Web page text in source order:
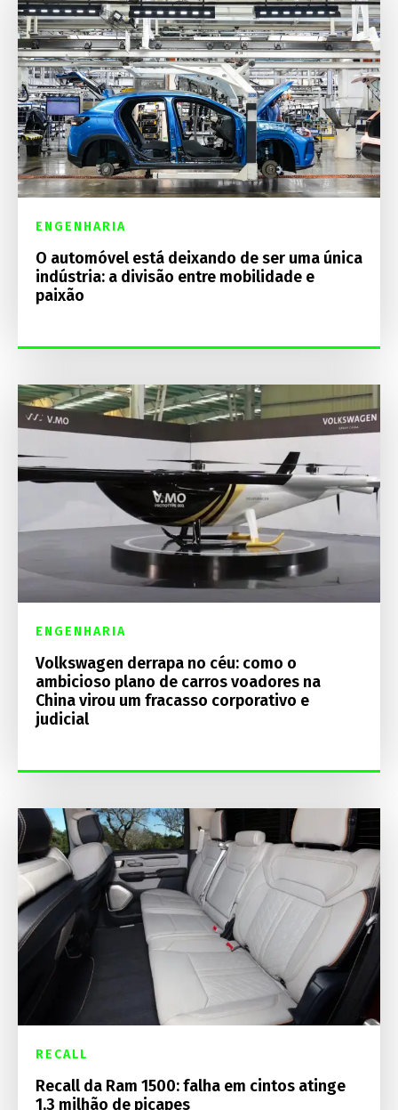
ENGENHARIA
O automóvel está deixando de ser uma única
indústria: a divisão entre mobilidade e
paixão
ENGENHARIA
Volkswagen derrapa no céu: como o
ambicioso plano de carros voadores na
China virou um fracasso corporativo e
judicial
RECALL
Recall da Ram 1500: falha em cintos atinge
1,3 milhão de picapes